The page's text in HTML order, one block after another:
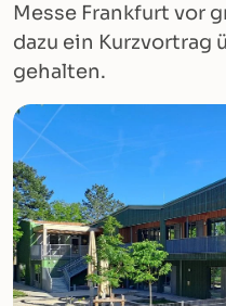
Messe Frankfurt vor
dazu ein Kurzvortrag
gehalten.